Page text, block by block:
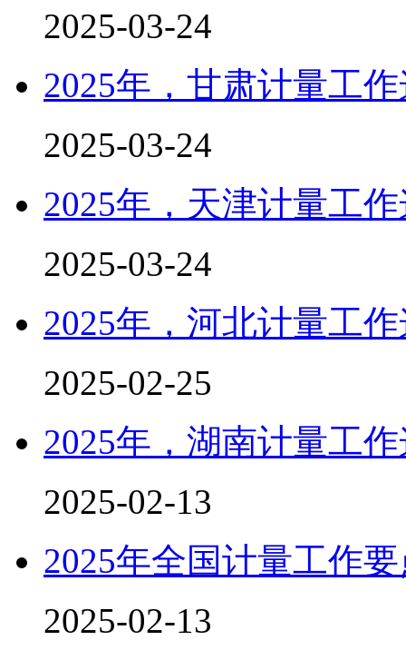
2025-03-24
2025年，甘肃计量工
2025-03-24
2025年，天津计量工
2025-03-24
2025年，河北计量工
2025-02-25
2025年，湖南计量工
2025-02-13
2025年全国计量工作
2025-02-13